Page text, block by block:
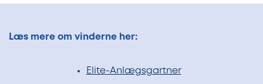
Læs mere om vinderne her:
Elite-Anlægsgartner